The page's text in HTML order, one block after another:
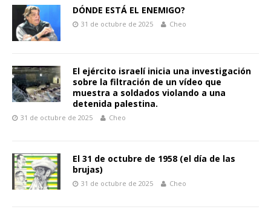
DÓNDE ESTÁ EL ENEMIGO?
31 de octubre de 2025 Cheo
El ejército israelí inicia una investigación
sobre la filtración de un vídeo que
muestra a soldados violando a una
detenida palestina.
31 de octubre de 2025 Cheo
El 31 de octubre de 1958 (el día de las
brujas)
31 de octubre de 2025 Cheo